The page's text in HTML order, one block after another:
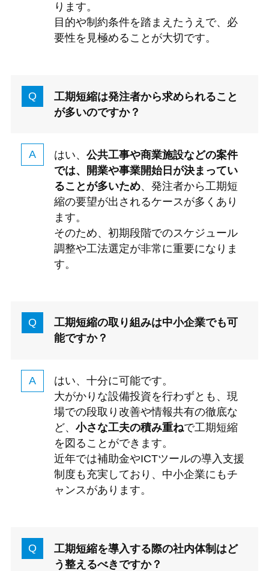
ります。
目的や制約条件を踏まえたうえで、必
要性を見極めることが大切です。
工期短縮は発注者から求められること
が多いのですか？
はい、 公共工事や商業施設などの案件
では、開業や事業開始日が決まってい
ることが多いため、発注者から工期短
縮の要望が出されるケースが多くあり
ます。
そのため、初期段階でのスケジュール
調整や工法選定が非常に重要になりま
す。
工期短縮の取り組みは中小企業でも可
能ですか？
はい、十分に可能です。
大がかりな設備投資を行わずとも、現
場での段取り改善や情報共有の徹底な
ど、 小さな工夫の積み重ねで工期短縮
を図ることができます。
近年では補助金やICTツールの導入支援
制度も充実しており、中小企業にもチ
ャンスがあります。
工期短縮を導入する際の社内体制はど
う整えるべきですか？